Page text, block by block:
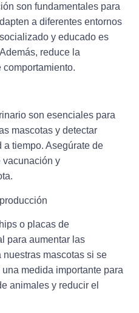
son fundamentales para
a diferentes entornos
y educado es
reduce la
son esenciales para
mascotas y detectar
tiempo. Asegúrate de
vacunación y
o placas de
para aumentar las
mascotas si se
medida importante para
animales y reducir el